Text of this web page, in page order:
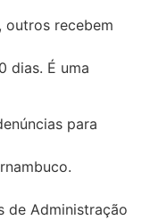
recebem
dias. É uma
para
de Administração